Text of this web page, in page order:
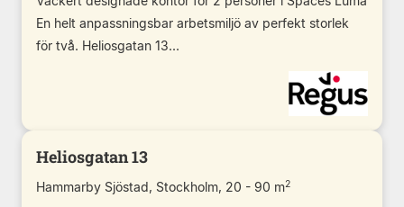
En helt anpassningsbar arbetsmiljö av perfekt storlek
för två. Heliosgatan 13...
Heliosgatan 13
Hammarby Sjöstad, Stockholm, 20 - 90 m2